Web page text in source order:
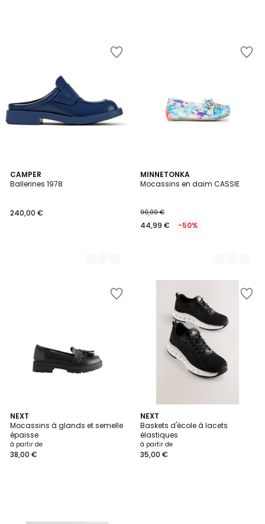
CAMPER
Ballerines 1978
240,00 €
3
Couleurs
MINNETONKA
Mocassins en daim CASSIE
90,00 €
44,99 € -50%
2
Couleurs
NEXT
Mocassins à glands et semelle
épaisse
à partir de
38,00 €
NEXT
Baskets d'école à lacets
élastiques
à partir de
35,00 €